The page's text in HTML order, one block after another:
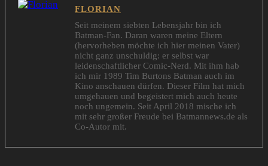
FLORIAN
Seit meinem siebten Lebensjahr bin ich
Batman-Fan. Daran waren meine Eltern
(hervorheben möchte ich hier meinen Vater)
nicht ganz unschuldig: er selbst war
leidenschaftlicher Comic-Nerd. Mit ihm hab
ich mir 1989 Tim Burtons Batman auch im
Kino anschauen dürfen. Dieser Film hat mich
umgehauen und begeistert mich auch heute
noch ungemein. Seit April 2018 mische ich
mit sehr großer Freude bei Batmannews.de als
Co-Autor mit.